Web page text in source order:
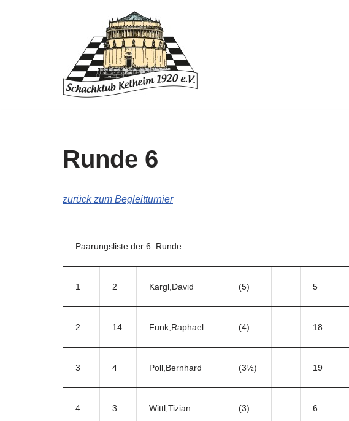
Runde 6
zurück zum Begleitturnier
Paarungsliste der 6. Runde
1 2 Kargl,David (5) 5
2 14 Funk,Raphael (4) 18
3 4 Poll,Bernhard (3½) 19
4 3 Wittl,Tizian (3) 6